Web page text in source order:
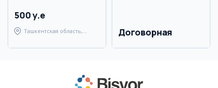
500 y.e
Ташкентская область,
Договорная